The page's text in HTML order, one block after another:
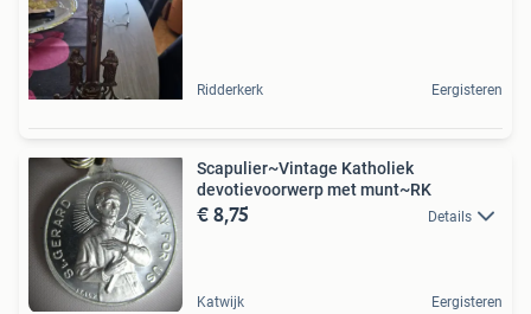
Ridderkerk Eergisteren
Scapulier~Vintage Katholiek
devotievoorwerp met munt~RK
€ 8,75 Details
Katwijk Eergisteren